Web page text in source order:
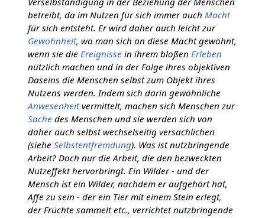
betreibt, da im Nutzen für sich immer auch Macht
für sich entsteht. Er wird daher auch leicht zur
Gewohnheit, wo man sich an diese Macht gewöhnt,
wenn sie die Ereignisse in ihrem bloßen Erleben
nützlich machen und in der Folge ihres objektiven
Daseins die Menschen selbst zum Objekt ihres
Nutzens werden. Indem sich darin gewöhnliche
Anwesenheitvermittelt, machen sich Menschen zur
Sache des Menschen und sie werden sich von
daher auch selbst wechselseitig versachlichen
(siehe Selbstentfremdung). Was ist nutzbringende
Arbeit? Doch nur die Arbeit, die den bezweckten
Nutzeffekt hervorbringt. Ein Wilder - und der
Mensch ist ein Wilder, nachdem er aufgehört hat,
Affe zu sein - der ein Tier mit einem Stein erlegt,
der Früchte sammelt etc., verrichtet nutzbringende